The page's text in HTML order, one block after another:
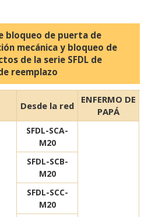
bloqueo de puerta de
mecánica y bloqueo de
de la serie SFDL de
reemplazo
Desde la red
ENFERMO DE
PAPÁ
SFDL-SCA-
M20
SFDL-SCB-
M20
SFDL-SCC-
M20